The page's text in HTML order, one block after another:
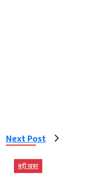
Next Post
बड़ी खबर